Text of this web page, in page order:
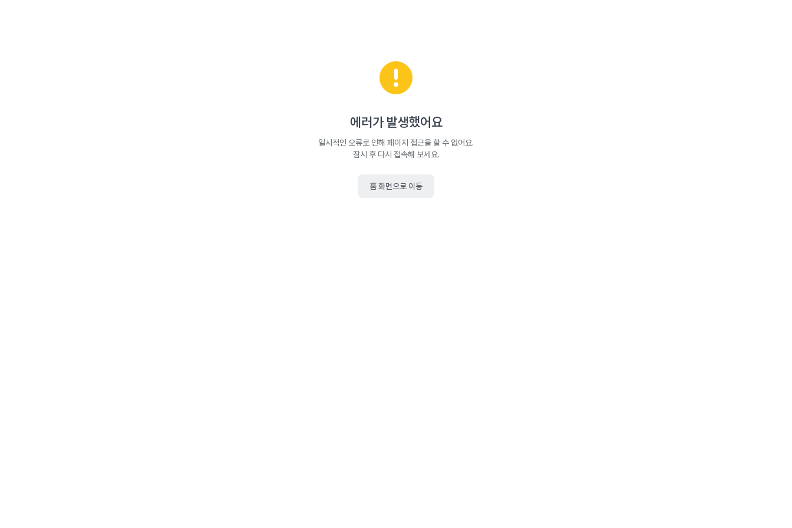
에러가 발생했어요
일시적인 오류로 인해 페이지 접근을 할 수 없어요.
잠시 후 다시 접속해 보세요.
홈 화면으로 이동